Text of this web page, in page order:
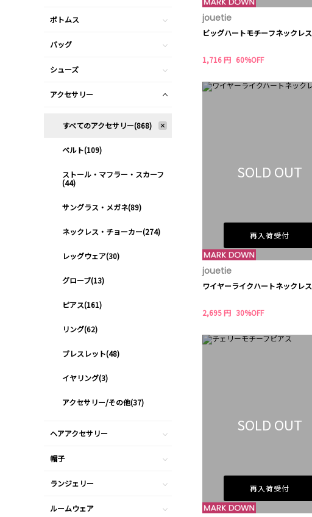
jouetie
ビッグハートモチーフネックレス
1,716 円 60%OFF
SOLD OUT
再入荷受付
jouetie
ワイヤーライクハートネックレス
2,695 円 30%OFF
SOLD OUT
再入荷受付
ボトムス
バッグ
シューズ
アクセサリー
すべてのアクセサリー(868)
ベルト(109)
ストール・マフラー・スカーフ
(44)
サングラス・メガネ(89)
ネックレス・チョーカー(274)
レッグウェア(30)
グローブ(13)
ピアス(161)
リング(62)
ブレスレット(48)
イヤリング(3)
アクセサリー/その他(37)
ヘアアクセサリー
帽子
ランジェリー
ルームウェア